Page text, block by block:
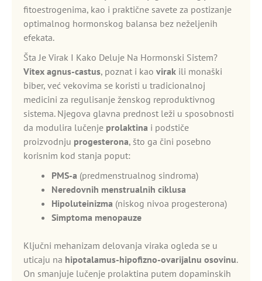
fitoestrogenima, kao i praktične savete za postizanje
optimalnog hormonskog balansa bez neželjenih
efekata.
Šta Je Virak I Kako Deluje Na Hormonski Sistem?
Vitex agnus-castus, poznat i kao virak ili monaški
biber, već vekovima se koristi u tradicionalnoj
medicini za regulisanje ženskog reproduktivnog
sistema. Njegova glavna prednost leži u sposobnosti
da modulira lučenje prolaktina i podstiče
proizvodnju progesterona, što ga čini posebno
korisnim kod stanja poput:
PMS-a (predmenstrualnog sindroma)
Neredovnih menstrualnih ciklusa
Hipoluteinizma (niskog nivoa progesterona)
Simptoma menopauze
Ključni mehanizam delovanja viraka ogleda se u
uticaju na hipotalamus-hipofizno-ovarijalnu osovinu.
On smanjuje lučenje prolaktina putem dopaminskih